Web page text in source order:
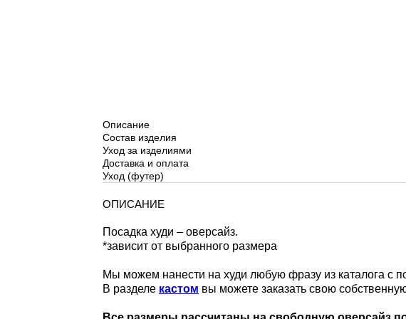
Описание
Состав изделия
Уход за изделиями
Доставка и оплата
Уход (футер)
ОПИСАНИЕ
Посадка худи – оверсайз.
*зависит от выбранного размера
Мы можем нанести на худи любую фразу из каталога с
В разделе кастом вы можете заказать свою